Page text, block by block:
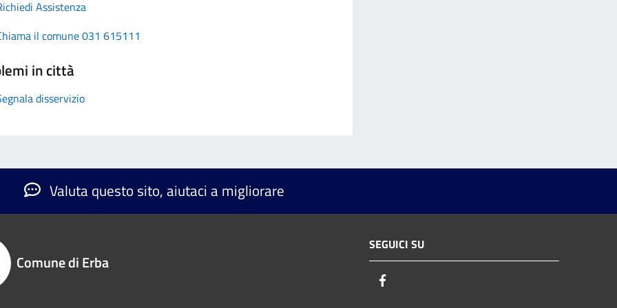
Assistenza
il comune 031 615111
in città
disservizio
Valuta questo sito, aiutaci a migliorare
Comune di Erba
SEGUICI SU